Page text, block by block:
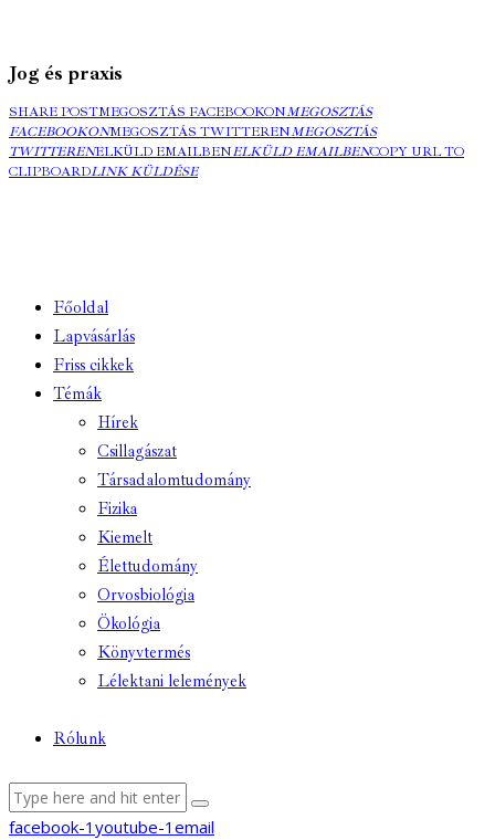
Jog és praxis
SHARE POSTMEGOSZTÁS FACEBOOKONMEGOSZTÁS
FACEBOOKONMEGOSZTÁS TWITTERENMEGOSZTÁS
TWITTERENELKÜLD EMAILBENELKÜLD EMAILBENCOPY URL TO
CLIPBOARDLINK KÜLDÉSE
Főoldal
Lapvásárlás
Friss cikkek
Témák
Hírek
Csillagászat
Társadalomtudomány
Fizika
Kiemelt
Élettudomány
Orvosbiológia
Ökológia
Könyvtermés
Lélektani lelemények
Rólunk
facebook-1 youtube-1 email